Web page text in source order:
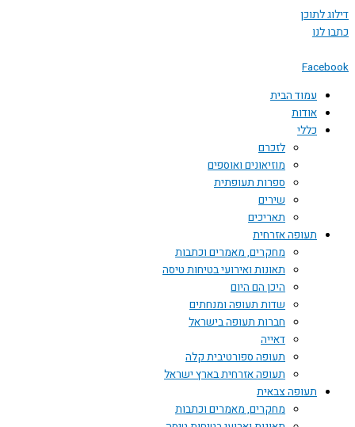
דילוג לתוכן
כתבו לנו
Facebook
עמוד הבית
אודות
כללי
לזכרם
מוזיאונים ואוספים
ספרות תעופתית
שירים
תאריכים
תעופה אזרחית
מחקרים, מאמרים וכתבות
תאונות ואירועי בטיחות טיסה
היכן הם היום
שדות תעופה ומנחתים
חברות תעופה בישראל
דאייה
תעופה ספורטיבית קלה
תעופה אזרחית בארץ ישראל
תעופה צבאית
מחקרים, מאמרים וכתבות